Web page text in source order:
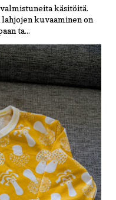
käsitöitä.
kuvaaminen on
ta...